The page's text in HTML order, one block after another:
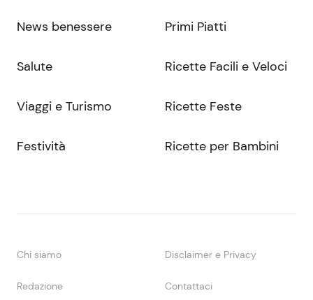
News benessere
Salute
Viaggi e Turismo
Festività
Primi Piatti
Ricette Facili e Veloci
Ricette Feste
Ricette per Bambini
Chi siamo Disclaimer e Privacy
Redazione Contattaci